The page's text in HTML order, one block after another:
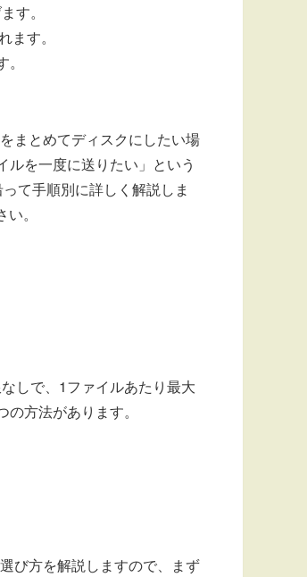
す。
す。
まとめてディスクにしたい場
を一度に送りたい」という
て手順別に詳しく解説しま
。
しで、1ファイルあたり最大
方法があります。
び方を解説しますので、まず